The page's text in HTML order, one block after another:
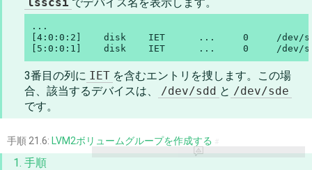
...
[4:0:0:2]    disk    IET      ...     0     /dev/
[5:0:0:1]    disk    IET      ...     0     /dev/
3番目の列に IET を含むエントリを捜します。この場
合、該当するデバイスは、
/dev/sdd と /dev/sde
です。
手順 21.6: LVM2ボリュームグループを作成する
手順